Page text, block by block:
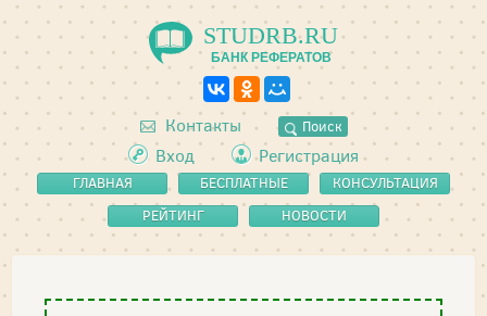
STUDRB.RU
БАНК РЕФЕРАТОВ
Контакты Поиск
Вход Регистрация
ГЛАВНАЯ
БЕСПЛАТНЫЕ
РЕФЕРАТЫ
КОНСУЛЬТАЦИЯ
РЕЙТИНГ
НОВОСТИ